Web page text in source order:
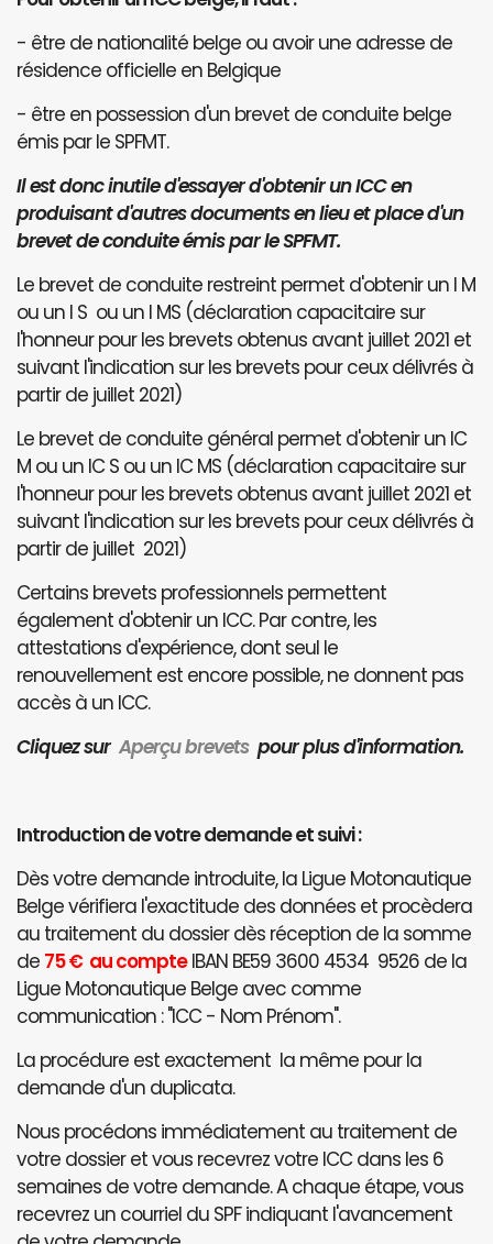
- être de nationalité belge ou avoir une adresse de
résidence officielle en Belgique
- être en possession d'un brevet de conduite belge
émis par le SPFMT.
Il est donc inutile d'essayer d'obtenir un ICC en
produisant d'autres documents en lieu et place d'un
brevet de conduite émis par le SPFMT.
Le brevet de conduite restreint permet d'obtenir un I M
ou un I S ou un I MS (déclaration capacitaire sur
l'honneur pour les brevets obtenus avant juillet 2021 et
suivant l'indication sur les brevets pour ceux délivrés à
partir de juillet 2021)
Le brevet de conduite général permet d'obtenir un IC
M ou un IC S ou un IC MS (déclaration capacitaire sur
l'honneur pour les brevets obtenus avant juillet 2021 et
suivant l'indication sur les brevets pour ceux délivrés à
partir de juillet 2021)
Certains brevets professionnels permettent
également d'obtenir un ICC. Par contre, les
attestations d'expérience, dont seul le
renouvellement est encore possible, ne donnent pas
accès à un ICC.
Cliquez surAperçu brevets pour plus d'information.
Introduction de votre demande et suivi :
Dès votre demande introduite, la Ligue Motonautique
Belge vérifiera l'exactitude des données et procèdera
au traitement du dossier dès réception de la somme
de 75 € au compteIBAN BE59 3600 4534 9526 de la
Ligue Motonautique Belge avec comme
communication : "ICC - Nom Prénom".
La procédure est exactement la même pour la
demande d'un duplicata.
Nous procédons immédiatement au traitement de
votre dossier et vous recevrez votre ICC dans les 6
semaines de votre demande. A chaque étape, vous
recevrez un courriel du SPF indiquant l'avancement